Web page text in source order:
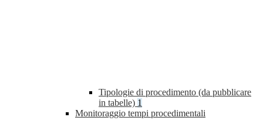
Tipologie di procedimento (da pubblicare
in tabelle) 1
Monitoraggio tempi procedimentali